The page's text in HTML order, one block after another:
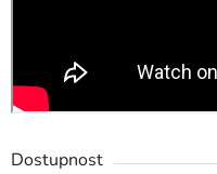
Dostupnost